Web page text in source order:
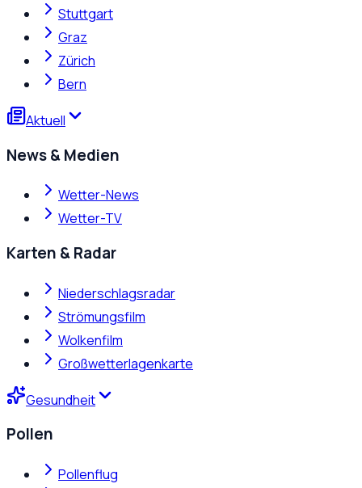
Stuttgart
Graz
Zürich
Bern
Aktuell
News & Medien
Wetter-News
Wetter-TV
Karten & Radar
Niederschlagsradar
Strömungsfilm
Wolkenfilm
Großwetterlagenkarte
Gesundheit
Pollen
Pollenflug